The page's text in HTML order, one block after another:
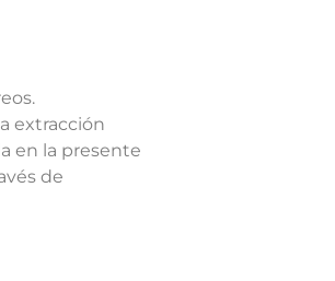
extracción
en la presente
de